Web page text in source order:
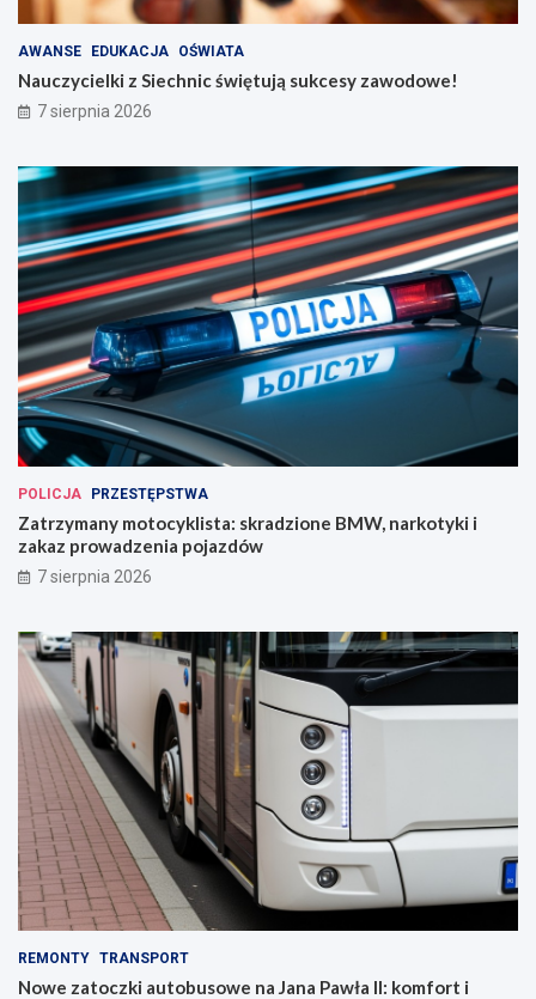
AWANSE EDUKACJA OŚWIATA
Nauczycielki z Siechnic świętują sukcesy zawodowe!
7 sierpnia 2026
POLICJA PRZESTĘPSTWA
Zatrzymany motocyklista: skradzione BMW, narkotyki i
zakaz prowadzenia pojazdów
7 sierpnia 2026
REMONTY TRANSPORT
Nowe zatoczki autobusowe na Jana Pawła II: komfort i